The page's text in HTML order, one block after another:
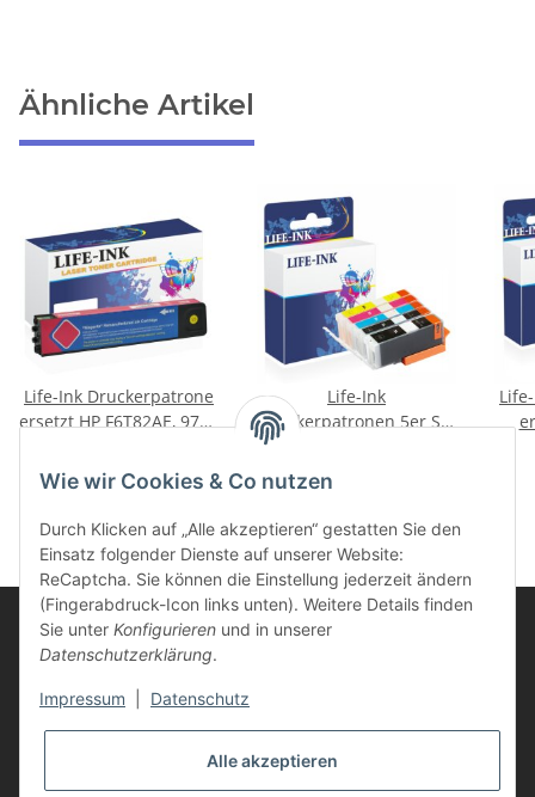
Ähnliche Artikel
Life-Ink Druckerpatrone
ersetzt HP F6T82AE, 973X
Life-Ink
Druckerpatronen 5er Set
ersetzt Canon PGI-580,
CLI-581 XXL
Kunden Service
Wie wir Cookies & Co nutzen
Durch Klicken auf „Alle akzeptieren“ gestatten Sie den
Einsatz folgender Dienste auf unserer Website:
ReCaptcha. Sie können die Einstellung jederzeit ändern
(Fingerabdruck-Icon links unten). Weitere Details finden
Sie unter Konfigurieren und in unserer
Datenschutzerklärung.
Impressum Datenschutz
Alle akzeptieren